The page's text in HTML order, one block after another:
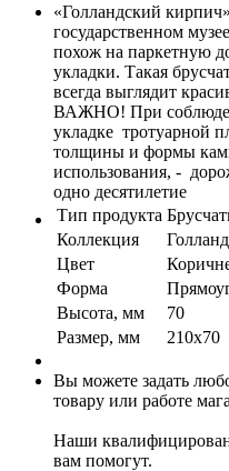
«Голландский
государственном
похож на паркетную
укладки. Такая
всегда выглядит
ВАЖНО! При
укладке тротуарной
толщины и формы
использования, -
одно десятилетие
Тип продукта
Коллекция
Цвет
Форма
Высота, мм
70
Размер, мм
210х70
Вы можете задать
товару или работе
Наши
вам помогут.